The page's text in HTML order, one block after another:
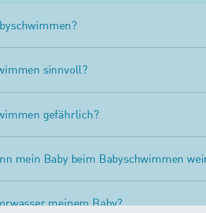
sinnvoll?
gefährlich?
mein Baby beim Babyschwimmen
meinem Baby?